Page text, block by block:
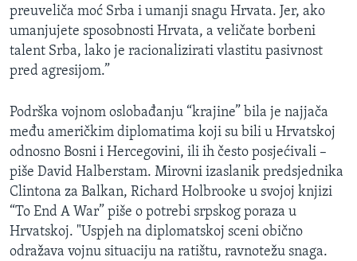
preuveliča moć Srba i umanji snagu Hrvata. Jer, ako
umanjujete sposobnosti Hrvata, a veličate borbeni
talent Srba, lako je racionalizirati vlastitu pasivnost
pred agresijom.”
Podrška vojnom oslobađanju “krajine” bila je najjača
među američkim diplomatima koji su bili u Hrvatskoj
odnosno Bosni i Hercegovini, ili ih često posjećivali –
piše David Halberstam. Mirovni izaslanik predsjednika
Clintona za Balkan, Richard Holbrooke u svojoj knjizi
“To End A War” piše o potrebi srpskog poraza u
Hrvatskoj. "Uspjeh na diplomatskoj sceni obično
odražava vojnu situaciju na ratištu, ravnotežu snaga.